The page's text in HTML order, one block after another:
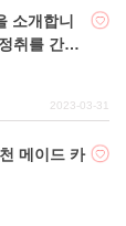
소개합니
취를 간편
2023-03-31
메이드 카